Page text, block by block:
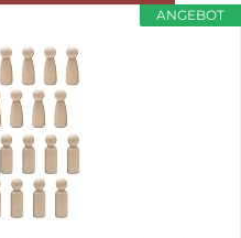
ANGEBOT